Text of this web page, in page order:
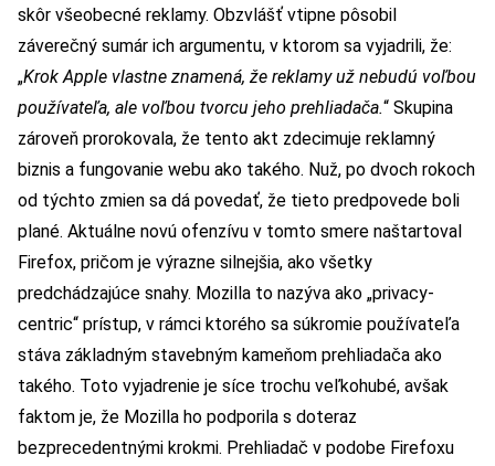
skôr všeobecné reklamy. Obzvlášť vtipne pôsobil
záverečný sumár ich argumentu, v ktorom sa vyjadrili, že:
„Krok Apple vlastne znamená, že reklamy už nebudú voľbou
používateľa, ale voľbou tvorcu jeho prehliadača.“ Skupina
zároveň prorokovala, že tento akt zdecimuje reklamný
biznis a fungovanie webu ako takého. Nuž, po dvoch rokoch
od týchto zmien sa dá povedať, že tieto predpovede boli
plané. Aktuálne novú ofenzívu v tomto smere naštartoval
Firefox, pričom je výrazne silnejšia, ako všetky
predchádzajúce snahy. Mozilla to nazýva ako „privacy-
centric“ prístup, v rámci ktorého sa súkromie používateľa
stáva základným stavebným kameňom prehliadača ako
takého. Toto vyjadrenie je síce trochu veľkohubé, avšak
faktom je, že Mozilla ho podporila s doteraz
bezprecedentnými krokmi. Prehliadač v podobe Firefoxu